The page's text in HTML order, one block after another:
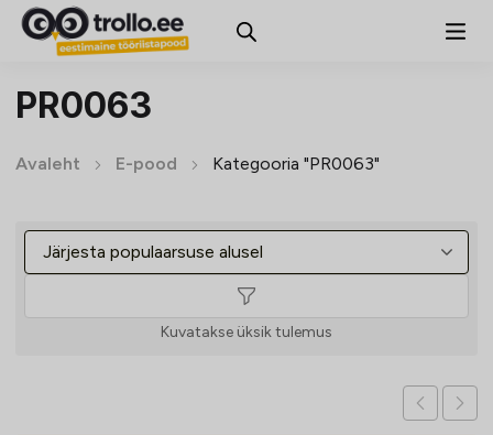
PR0063
Avaleht E-pood Kategooria "PR0063"
Kuvatakse üksik tulemus